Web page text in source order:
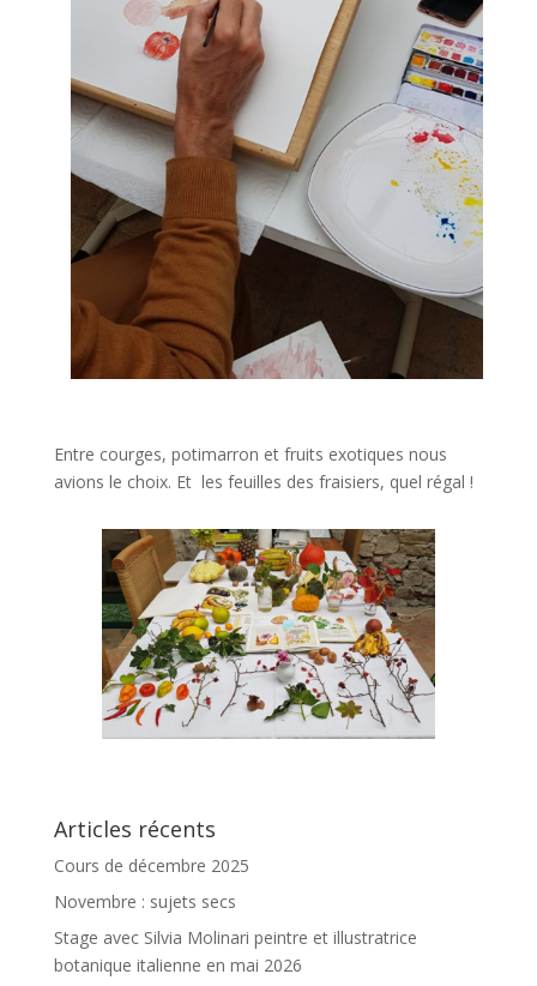
Entre courges, potimarron et fruits exotiques nous
avions le choix. Et les feuilles des fraisiers, quel régal !
Articles récents
Cours de décembre 2025
Novembre : sujets secs
Stage avec Silvia Molinari peintre et illustratrice
botanique italienne en mai 2026